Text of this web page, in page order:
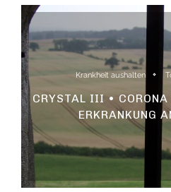
Krankheit aushalten
CRYSTAL III •
ERKRANKUNG